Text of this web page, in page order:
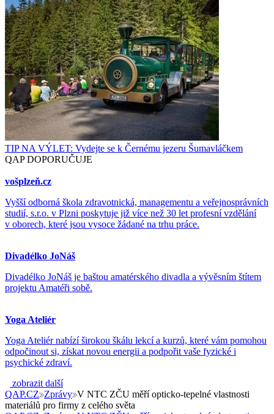
TIP NA VÝLET: Vydejte se k Černému jezeru Šumavláčkem
QAP DOPORUČUJE
vošplzeň.cz
Vyšší odborná škola zdravotnická, managementu a veřejnosprávních
studií, s.r.o. v Plzni poskytuje již více než 30 let profesní vzdělání
v oborech, které jsou vysoce žádané na trhu práce.
Divadélko JoNáš
Divadélko JoNáš je baštou amatérského divadla a vývěsním štítem
projektu Amatéři sobě.
Yoga Ateliér
Yoga Ateliér nabízí širokou škálu lekcí a kurzů, které vám pomohou
odpočinout si, získat novou energii a podpořit vaše fyzické i
psychické zdraví.
zobrazit další
QAP.CZ Zprávy V NTC ZČU měří opticko-tepelné vlastnosti
materiálů pro firmy z celého světa